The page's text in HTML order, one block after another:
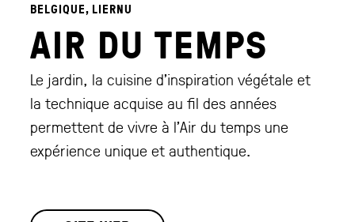
BELGIQUE, LIERNU
AIR DU TEMPS
Le jardin, la cuisine d’inspiration végétale et
la technique acquise au fil des années
permettent de vivre à l’Air du temps une
expérience unique et authentique.